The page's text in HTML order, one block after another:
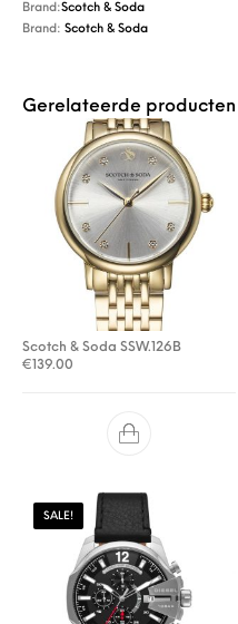
Brand:Scotch & Soda
Brand:Scotch & Soda
Gerelateerde producten
Scotch & Soda SSW.126B
€ 139.00
SALE!